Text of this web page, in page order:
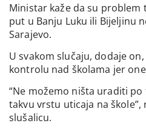
Ministar kaže da su problem
put u Banju Luku ili Bijeljinu
Sarajevo.
U svakom slučaju, dodaje
kontrolu nad školama jer
“Ne možemo ništa uraditi
takvu vrstu uticaja na
slušalicu.